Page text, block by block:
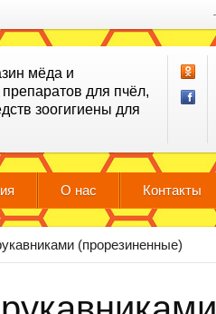
мёда и
для пчёл,
зоогигиены для
О нас Контакты
(прорезиненные)